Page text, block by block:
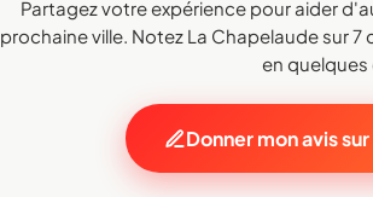
Partagez votre expérience pour aider
prochaine ville. Notez La Chapelaude sur
en quelques
Donner mon avis